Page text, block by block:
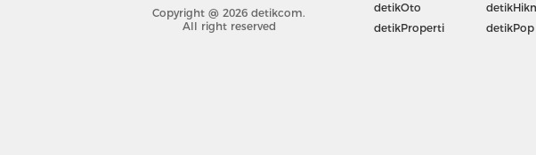
Copyright @ 2026 detikcom.
All right reserved
detikOto
detikProperti
detikPop